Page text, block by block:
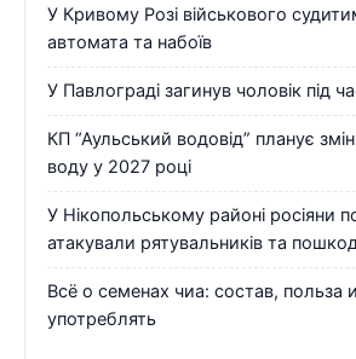
У Кривому Розі військового
автомата та набоїв
У Павлограді загинув чоловік під
КП “Аульський водовід” планує
воду у 2027 році
У Нікопольському районі росіяни
атакували рятувальників та
Всё о семенах чиа: состав, польза
употреблять